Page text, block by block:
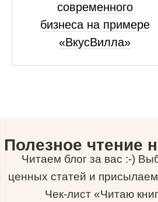
современного
бизнеса на примере
«ВкусВилла»
Полезное чтение
Читаем блог за вас :-)
ценных статей и
Чек-лист «Читаю